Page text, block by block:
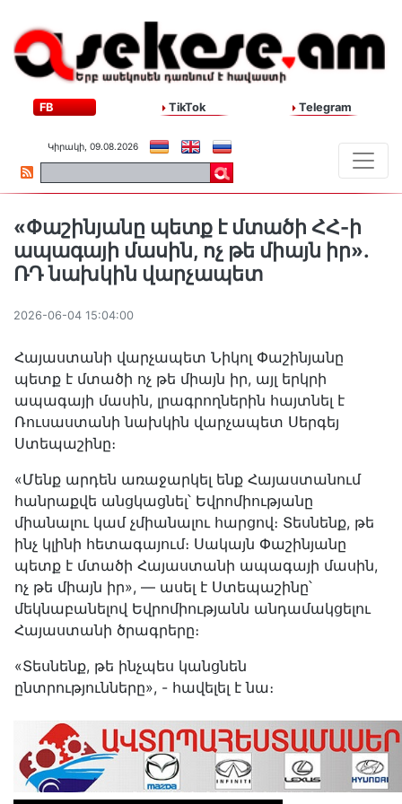
FB TikTok Telegram
Կիրակի, 09.08.2026
«Փաշինյանը պետք է մտածի ՀՀ-ի
ապագայի մասին, ոչ թե միայն իր»․
ՌԴ նախկին վարչապետ
2026-06-04 15:04:00
Հայաստանի վարչապետ Նիկոլ Փաշինյանը
պետք է մտածի ոչ թե միայն իր, այլ երկրի
ապագայի մասին, լրագրողներին հայտնել է
Ռուսաստանի նախկին վարչապետ Սերգեյ
Ստեպաշինը։
«Մենք արդեն առաջարկել ենք Հայաստանում
հանրաքվե անցկացնել՝ Եվրոմիությանը
միանալու կամ չմիանալու հարցով։ Տեսնենք, թե
ինչ կլինի հետագայում։ Սակայն Փաշինյանը
պետք է մտածի Հայաստանի ապագայի մասին,
ոչ թե միայն իր», — ասել է Ստեպաշինը՝
մեկնաբանելով Եվրոմիությանն անդամակցելու
Հայաստանի ծրագրերը։
«Տեսնենք, թե ինչպես կանցնեն
ընտրությունները», - հավելել է նա։